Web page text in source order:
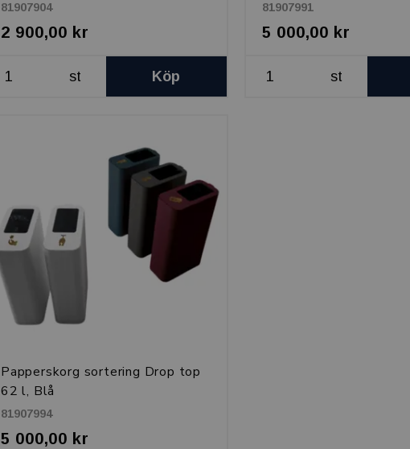
81907904
2 900,00 kr
st Köp
81907991
5 000,00 kr
st
Papperskorg sortering Drop top
62 l, Blå
81907994
5 000,00 kr